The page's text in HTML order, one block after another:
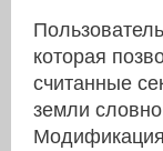
которая
считанные
земли
Модификация